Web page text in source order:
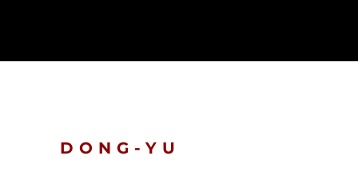
DONG-YU